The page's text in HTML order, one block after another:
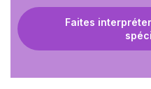
Faites